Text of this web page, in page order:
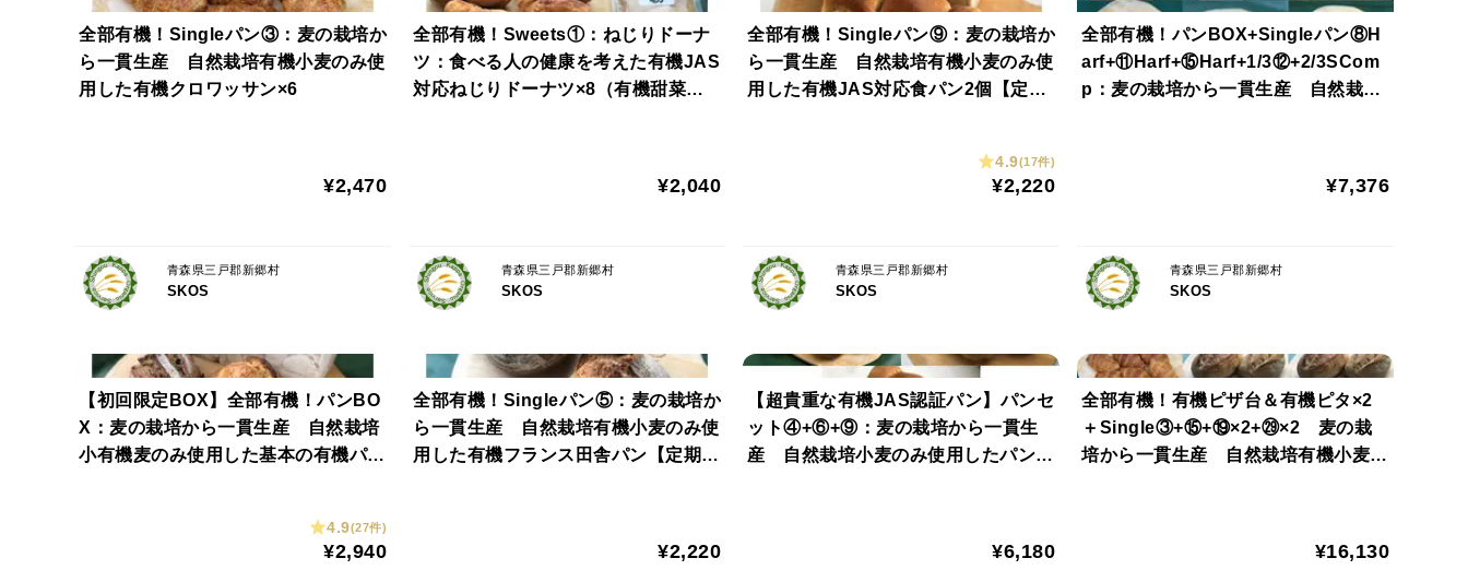
［BGエピ］有機小麦粉（青森県産)、有機黒ニンニク、有機酵母、食塩、有機モルトフラワー
［BBエピ］有機小麦粉（青森県産)、有機ブルーベリージャム、有機酵母、食塩、有機モルトフ
ラワー
［APエピ］有機小麦粉（青森県産)、有機リンゴジャム、有機酵母、食塩、有機モルトフラワー
全部有機！Singleパン③：麦の栽培か
ら一貫生産 自然栽培有機小麦のみ使
用した有機クロワッサン×6
¥2,470
青森県三戸郡新郷村
SKOS
全部有機！Sweets①：ねじりドーナ
ツ：食べる人の健康を考えた有機JAS
対応ねじりドーナツ×8（有機甜菜糖
¥2,040
青森県三戸郡新郷村
SKOS
全部有機！Singleパン⑨：麦の栽培か
ら一貫生産 自然栽培有機小麦のみ使
用した有機JAS対応食パン2個【定期
4.9(17件)
¥2,220
青森県三戸郡新郷村
SKOS
全部有機！パンBOX+Singleパン⑧H
arf+⑪Harf+⑮Harf+1/3⑫+2/3SCom
p：麦の栽培から一貫生産 自然栽培
¥7,376
青森県三戸郡新郷村
SKOS
【初回限定BOX】全部有機！パンBO
X：麦の栽培から一貫生産 自然栽培
小有機麦のみ使用した基本の有機パン
4.9(27件)
¥2,940
全部有機！Singleパン⑤：麦の栽培か
ら一貫生産 自然栽培有機小麦のみ使
用した有機フランス田舎パン【定期会
¥2,220
【超貴重な有機JAS認証パン】パンセ
ット④+⑥+⑨：麦の栽培から一貫生
産 自然栽培小麦のみ使用したパンセ
¥6,180
全部有機！有機ピザ台＆有機ピタ×2
＋Single③+⑮+⑲×2+㉙×2 麦の栽
培から一貫生産 自然栽培有機小麦の
¥16,130